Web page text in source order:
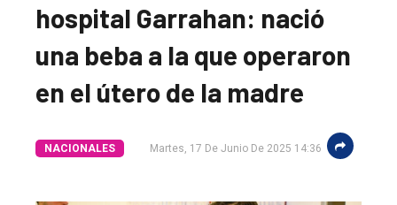
hospital Garrahan: nació
una beba a la que operaron
en el útero de la madre
NACIONALES Martes, 17 De Junio De 2025 14:36